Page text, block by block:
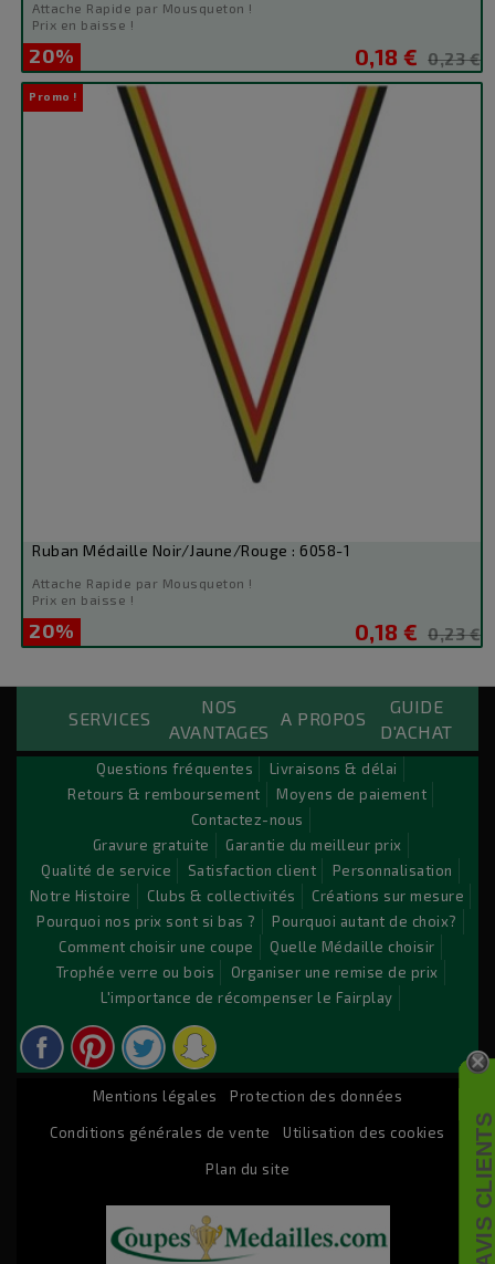
20%
Attache Rapide par Mousqueton !
Prix en baisse !
Prix
0,18 € Prix
de
0,23 €
Promo !
20%
Ruban Médaille Noir/Jaune/Rouge : 6058-1
Attache Rapide par Mousqueton !
Prix en baisse !
Prix
0,18 € Prix
base
0,23 €
SERVICES
NOS
AVANTAGES
A PROPOS
GUIDE
D'ACHAT
Questions fréquentes
Livraisons & délai
Retours & remboursement
Moyens de paiement
Contactez-nous
Gravure gratuite
Garantie du meilleur prix
Qualité de service
Satisfaction client
Personnalisation
Notre Histoire
Clubs & collectivités
Créations sur mesure
Pourquoi nos prix sont si bas ?
Pourquoi autant de choix?
Comment choisir une coupe
Quelle Médaille choisir
Trophée verre ou bois
Organiser une remise de prix
L'importance de récompenser le Fairplay
Mentions légales Protection des données
Conditions générales de vente Utilisation des cookies
Plan du site AVIS CLIENTS
Custom Payements Block
Lorem ipsum dolor sit amet conse ctetu
Sit amet conse ctetur adipisicing elit, sed do eiusmod
tempor incididunt ut labore et dolore magna aliqua. Ut
enim ad minim veniam, quis nostrud exercitation ullamco
laboris nisi ut aliquip ex ea commodo consequat. Duis aute
irure dolor in reprehenderit.
© 2026 - Logiciel e-commerce par PrestaShop™